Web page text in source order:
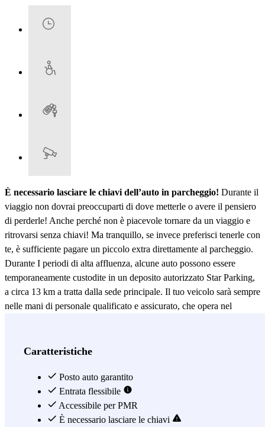
È necessario lasciare le chiavi dell’auto in parcheggio! Durante il
viaggio non dovrai preoccuparti di dove metterle o avere il pensiero
di perderle! Anche perché non è piacevole tornare da un viaggio e
ritrovarsi senza chiavi! Ma tranquillo, se invece preferisci tenerle con
te, è sufficiente pagare un piccolo extra direttamente al parcheggio.
Durante I periodi di alta affluenza, alcune auto possono essere
temporaneamente custodite in un deposito autorizzato Star Parking,
a circa 13 km a tratta dalla sede principale. Il tuo veicolo sarà sempre
nelle mani di personale qualificato e assicurato, che opera nel
parcheggio Lowcostall’
, sarai comodamente all’aeroporto in meno di 5 minuti. E
non importa che tu vada alTerminal 1
porterà dove vuoi! All’andata, la navetta ti accompagnerà fino alla
porta 17 del Terminal 1, che costituisce lePartenze del T1 di
Caratteristiche
Posto auto garantito
Entrata flessibile
Accessibile per PMR
È necessario lasciare le chiavi